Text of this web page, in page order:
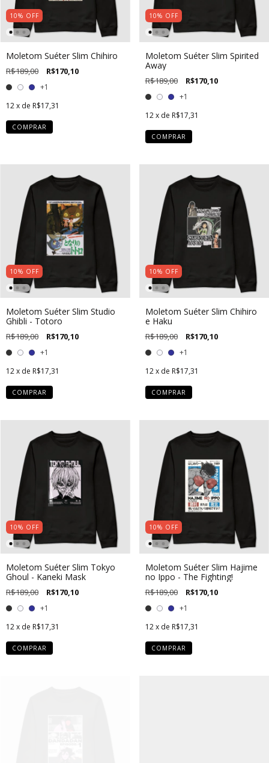
10% OFF
Moletom Suéter Slim Chihiro
R$189,00 R$170,10
+1
12x de R$17,31
COMPRAR
10% OFF
Moletom Suéter Slim Spirited
Away
R$189,00 R$170,10
+1
12 x de R$17,31
COMPRAR
10% OFF
Moletom Suéter Slim Studio
Ghibli - Totoro
R$189,00 R$170,10
+1
12x de R$17,31
COMPRAR
10% OFF
Moletom Suéter Slim Chihiro
e Haku
R$189,00 R$170,10
+1
12 x de R$17,31
COMPRAR
10% OFF
Moletom Suéter Slim Tokyo
Ghoul - Kaneki Mask
R$189,00 R$170,10
+1
12x de R$17,31
COMPRAR
10% OFF
Moletom Suéter Slim Hajime
no Ippo - The Fighting!
R$189,00 R$170,10
+1
12 x de R$17,31
COMPRAR